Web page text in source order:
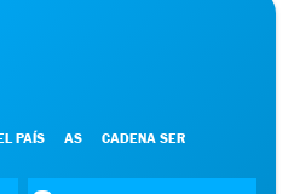
PAÍS AS CADENA SER